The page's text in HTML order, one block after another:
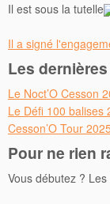
Il est sous la tutelle
Il a signé
Les
Le Noct’O Cesson
Le Défi 100 balises
Cesson’O Tour
Pour ne rien
Vous débutez ?